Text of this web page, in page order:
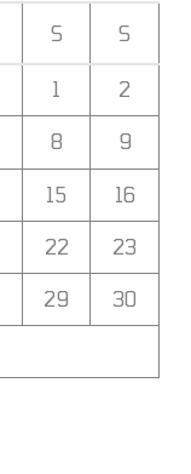
S S
1 2
8 9
15 16
22 23
29 30